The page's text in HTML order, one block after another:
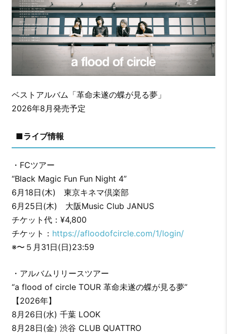
ベストアルバム「革命未遂の蝶が見る夢」
2026年8月発売予定
■ライブ情報
・FCツアー
“Black Magic Fun Fun Night 4”
6月18日(木) 東京キネマ倶楽部
6月25日(木) 大阪Music Club JANUS
チケット代：¥4,800
チケット： https://afloodofcircle.com/1/login/
※〜５月31日(日)23:59
・アルバムリリースツアー
“a flood of circle TOUR 革命未遂の蝶が見る夢”
【2026年】
8月26日(水) 千葉 LOOK
8月28日(金) 渋谷 CLUB QUATTRO